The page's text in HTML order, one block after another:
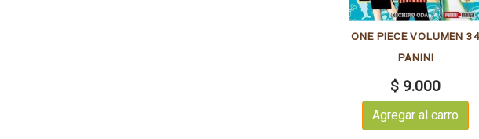
ONE PIECE VOLUMEN 34
PANINI
$ 9.000
Agregar al carro